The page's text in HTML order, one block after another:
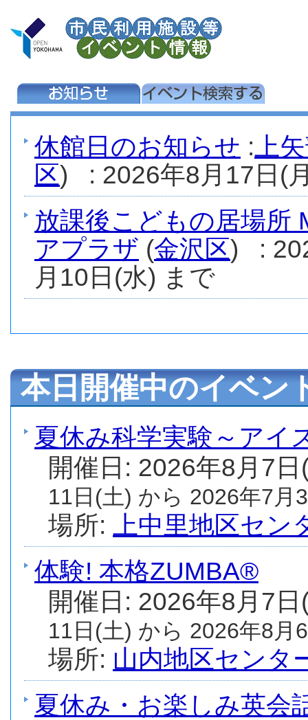
休館日のお知らせ : 上
区) : 2026年8月17日(
放課後こどもの居場所
アプラザ (金沢区) :
月10日(水) まで
本日開催中のイベン
夏休み科学実験～アイ
開催日: 2026年8月7
11日(土) から 2026年7月
場所:
上中里地区セン
体験! 本格ZUMBA®
開催日: 2026年8月7
11日(土) から 2026年8月
場所: 山内地区センタ
夏休み・お楽しみ英会